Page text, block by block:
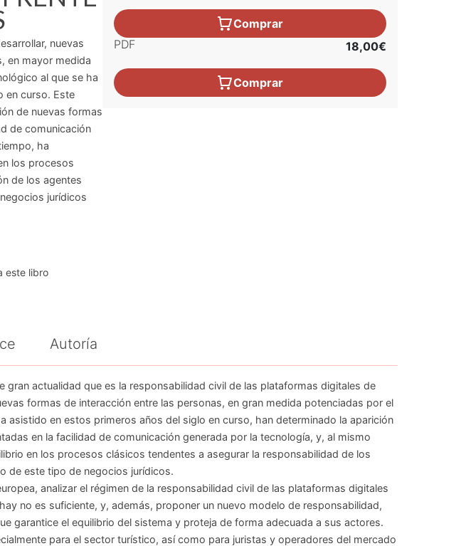
nuevas
en mayor medida
al que se ha
en curso. Este
de nuevas formas
de comunicación
ha
los procesos
de los agentes
jurídicos
este libro
Comprar
PDF
18,00€
Comprar
Autoría
gran actualidad que es la responsabilidad civil de las plataformas digitales de
formas de interacción entre las personas, en gran medida potenciadas por el
asistido en estos primeros años del siglo en curso, han determinado la aparición
en la facilidad de comunicación generada por la tecnología, y, al mismo
en los procesos clásicos tendentes a asegurar la responsabilidad de los
de este tipo de negocios jurídicos.
analizar el régimen de la responsabilidad civil de las plataformas digitales
no es suficiente, y, además, proponer un nuevo modelo de responsabilidad,
garantice el equilibrio del sistema y proteja de forma adecuada a sus actores.
para el sector turístico, así como para juristas y operadores del mercado